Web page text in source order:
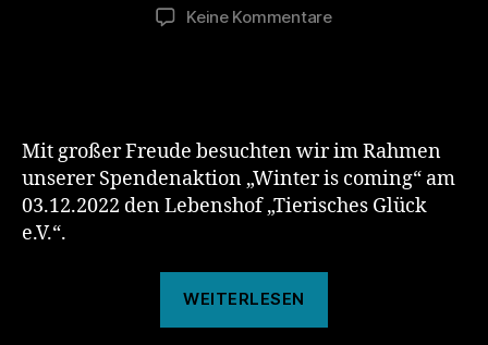
Keine Kommentarezu
Glück
Mit großer Freude besuchten wir im Rahmen
unserer Spendenaktion „Winter is coming“ am
03.12.2022 den Lebenshof „Tierisches Glück
e.V.“.
WEITERLESEN